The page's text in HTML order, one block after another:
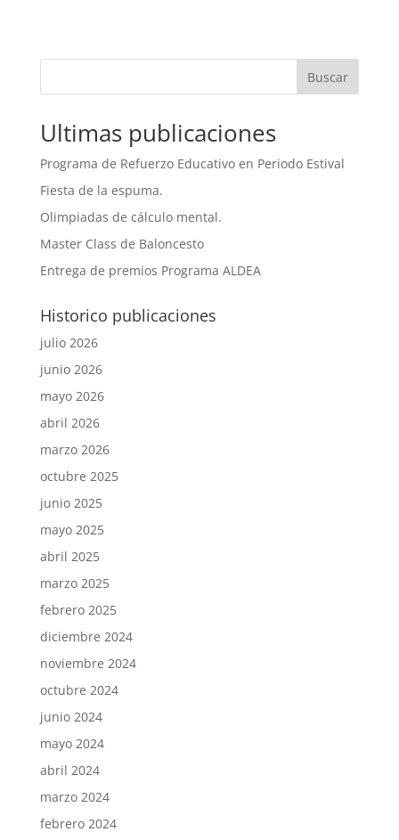
Buscar
Ultimas publicaciones
Programa de Refuerzo Educativo en Periodo Estival
Fiesta de la espuma.
Olimpiadas de cálculo mental.
Master Class de Baloncesto
Entrega de premios Programa ALDEA
Historico publicaciones
julio 2026
junio 2026
mayo 2026
abril 2026
marzo 2026
octubre 2025
junio 2025
mayo 2025
abril 2025
marzo 2025
febrero 2025
diciembre 2024
noviembre 2024
octubre 2024
junio 2024
mayo 2024
abril 2024
marzo 2024
febrero 2024